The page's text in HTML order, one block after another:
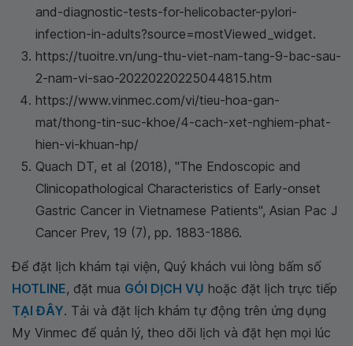
and-diagnostic-tests-for-helicobacter-pylori-
infection-in-adults?source=mostViewed_widget.
https://tuoitre.vn/ung-thu-viet-nam-tang-9-bac-sau-
2-nam-vi-sao-20220220225044815.htm
https://www.vinmec.com/vi/tieu-hoa-gan-
mat/thong-tin-suc-khoe/4-cach-xet-nghiem-phat-
hien-vi-khuan-hp/
Quach DT, et al (2018), "The Endoscopic and
Clinicopathological Characteristics of Early-onset
Gastric Cancer in Vietnamese Patients", Asian Pac J
Cancer Prev, 19 (7), pp. 1883-1886.
Để đặt lịch khám tại viện, Quý khách vui lòng bấm số
HOTLINE, đặt mua GÓI DỊCH VỤ hoặc đặt lịch trực tiếp
TẠI ĐÂY. Tải và đặt lịch khám tự động trên ứng dụng
My Vinmec để quản lý, theo dõi lịch và đặt hẹn mọi lúc